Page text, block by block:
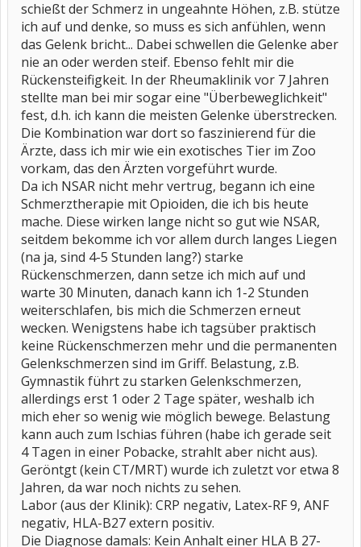
schießt der Schmerz in ungeahnte Höhen, z.B. stütze
ich auf und denke, so muss es sich anfühlen, wenn
das Gelenk bricht... Dabei schwellen die Gelenke aber
nie an oder werden steif. Ebenso fehlt mir die
Rückensteifigkeit. In der Rheumaklinik vor 7 Jahren
stellte man bei mir sogar eine "Überbeweglichkeit"
fest, d.h. ich kann die meisten Gelenke überstrecken.
Die Kombination war dort so faszinierend für die
Ärzte, dass ich mir wie ein exotisches Tier im Zoo
vorkam, das den Ärzten vorgeführt wurde.
Da ich NSAR nicht mehr vertrug, begann ich eine
Schmerztherapie mit Opioiden, die ich bis heute
mache. Diese wirken lange nicht so gut wie NSAR,
seitdem bekomme ich vor allem durch langes Liegen
(na ja, sind 4-5 Stunden lang?) starke
Rückenschmerzen, dann setze ich mich auf und
warte 30 Minuten, danach kann ich 1-2 Stunden
weiterschlafen, bis mich die Schmerzen erneut
wecken. Wenigstens habe ich tagsüber praktisch
keine Rückenschmerzen mehr und die permanenten
Gelenkschmerzen sind im Griff. Belastung, z.B.
Gymnastik führt zu starken Gelenkschmerzen,
allerdings erst 1 oder 2 Tage später, weshalb ich
mich eher so wenig wie möglich bewege. Belastung
kann auch zum Ischias führen (habe ich gerade seit
4 Tagen in einer Pobacke, strahlt aber nicht aus).
Geröntgt (kein CT/MRT) wurde ich zuletzt vor etwa 8
Jahren, da war noch nichts zu sehen.
Labor (aus der Klinik): CRP negativ, Latex-RF 9, ANF
negativ, HLA-B27 extern positiv.
Die Diagnose damals: Kein Anhalt einer HLA B 27-